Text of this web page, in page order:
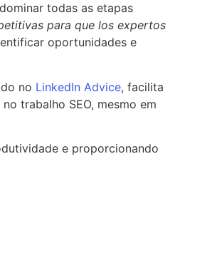
todas as etapas
para que los expertos
oportunidades e
no LinkedIn Advice, facilita
trabalho SEO, mesmo em
e proporcionando